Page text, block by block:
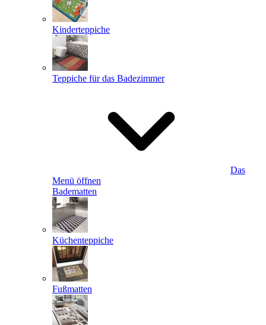
Kinderteppiche
Teppiche für das Badezimmer
Das
Menü öffnen
Badematten
Küchenteppiche
Fußmatten